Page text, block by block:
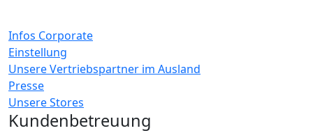
Infos Corporate
Einstellung
Unsere Vertriebspartner im Ausland
Presse
Unsere Stores
Kundenbetreuung